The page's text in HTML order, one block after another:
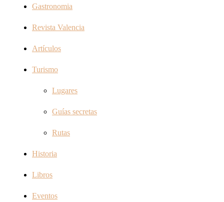
Gastronomia
Revista Valencia
Artículos
Turismo
Lugares
Guías secretas
Rutas
Historia
Libros
Eventos